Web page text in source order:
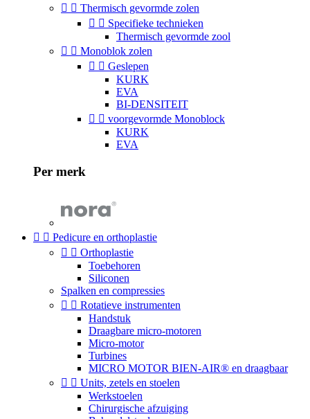
  Thermisch gevormde zolen
  Specifieke technieken
Thermisch gevormde zool
  Monoblok zolen
  Geslepen
KURK
EVA
BI-DENSITEIT
  voorgevormde Monoblock
KURK
EVA
Per merk
  Pedicure en orthoplastie
  Orthoplastie
Toebehoren
Siliconen
Spalken en compressies
  Rotatieve instrumenten
Handstuk
Draagbare micro-motoren
Micro-motor
Turbines
MICRO MOTOR BIEN-AIR® en draagbaar
  Units, zetels en stoelen
Werkstoelen
Chirurgische afzuiging